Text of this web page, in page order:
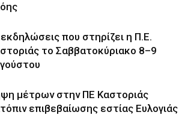
εκδηλώσεις που στηρίζει η Π.Ε.
το Σαββατοκύριακο 8–9
μέτρων στην ΠΕ Καστοριάς
επιβεβαίωσης εστίας Ευλογιάς